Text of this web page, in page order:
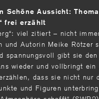
Schöne Aussicht:
frei erzählt
viel zitiert – nicht
und Autorin Meike Rötzer
spannungsvoll gibt sie
wieder und vollbringt ein
dass sie nicht nur
und Figuren